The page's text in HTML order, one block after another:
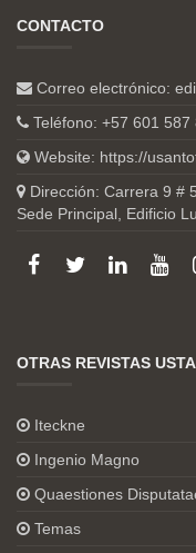
CONTACTO
Correo electrónico:
Teléfono: +57 601 587
Website: https://
Dirección: Carrera 9 #
Sede Principal, Edificio
OTRAS REVISTAS USTA
Iteckne
Ingenio Magno
Quaestiones
Temas